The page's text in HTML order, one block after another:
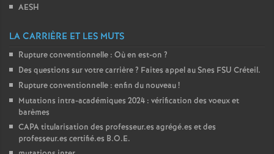
d
e
g
AESH
LA CARRIÈRE ET LES MUTS
Rupture conventionnelle : Où en est-on ?
Des questions sur votre carrière? Faites appel au Snes FSU Créteil.
Rupture conventionnelle : enfin du nouveau!
Mutations intra-académiques 2024 : vérification des voeux et
barèmes
CAPAtitularisation des professeur.es agrégé.es et des
professeur.es certifié.es B.O.E.